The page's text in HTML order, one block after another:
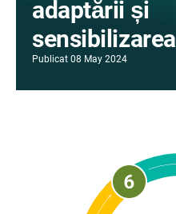
adaptării și
sensibilizarea
Publicat 08 May 2024